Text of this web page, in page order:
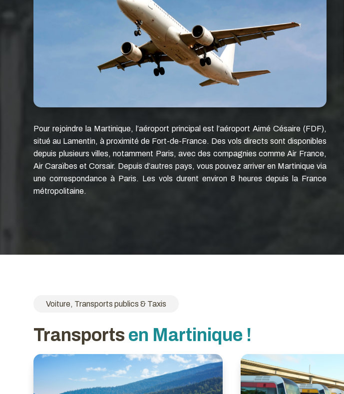
Pour rejoindre la Martinique, l’aéroport principal est l’aéroport Aimé Césaire (FDF),
situé au Lamentin, à proximité de Fort-de-France. Des vols directs sont disponibles
depuis plusieurs villes, notamment Paris, avec des compagnies comme Air France,
Air Caraïbes et Corsair. Depuis d’autres pays, vous pouvez arriver en Martinique via
une correspondance à Paris. Les vols durent environ 8 heures depuis la France
métropolitaine.
Voiture, Transports publics & Taxis
Transports en Martinique !